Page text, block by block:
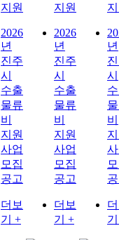
지원
2026
년
진주
시
수출
물류
비
지원
사업
모집
공고
더보
기 +
지원
2026
년
진주
시
수출
물류
비
지원
사업
모집
공고
더보
기 +
년
시
비